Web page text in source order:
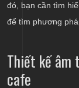
đó, bạn cần tìm
để tìm phương
Thiết kế âm
cafe